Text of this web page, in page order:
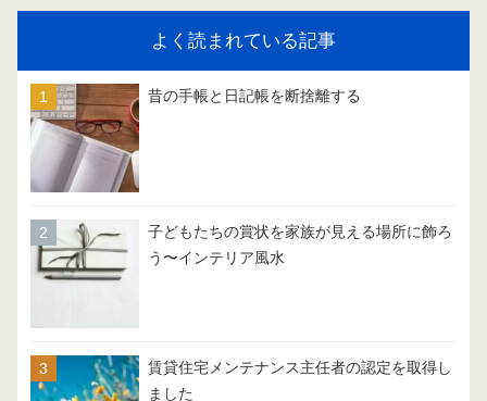
よく読まれている記事
昔の手帳と日記帳を断捨離する
子どもたちの賞状を家族が見える場所に飾ろ
う〜インテリア風水
賃貸住宅メンテナンス主任者の認定を取得し
ました